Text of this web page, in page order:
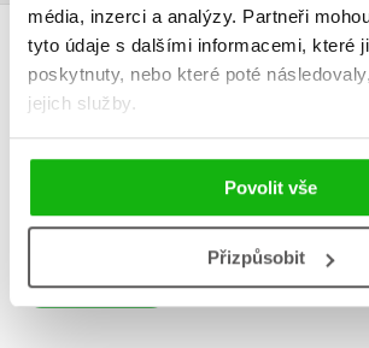
média, inzerci a analýzy. Partneři
tyto údaje s dalšími informacemi, které
poskytnuty, nebo které poté
jejich služby.
Povolit vše
Přizpůsobit
HODNOCENÍ ČTENÁŘŮ
V současné době nejsou vytvořena žádná
Uživatelskou recenzi mohou vkládat pouze
Přihlásit